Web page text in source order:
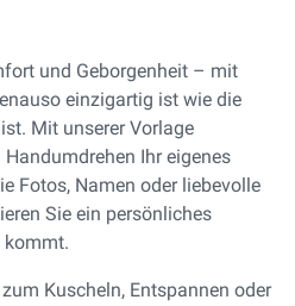
und Geborgenheit – mit
einzigartig ist wie die
Mit unserer Vorlage
Ihr eigenes
Fotos, Namen oder liebevolle
Sie ein persönliches
kommt.
Kuscheln, Entspannen oder